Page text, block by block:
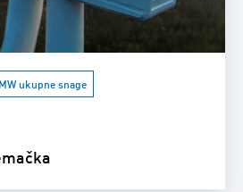
ukupne snage